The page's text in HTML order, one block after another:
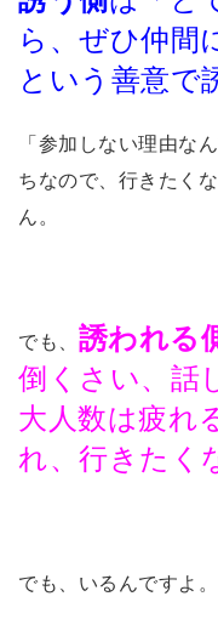
ら、ぜひ仲間
という善意で
「参加しない理由な
ちなので、行きたく
ん。
でも、 誘われる
倒くさい、話
大人数は疲れ
れ、行きたく
でも、いるんですよ。